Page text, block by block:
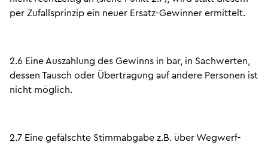
per Zufallsprinzip ein neuer Ersatz-Gewinner ermittelt.
2.6 Eine Auszahlung des Gewinns in bar, in Sachwerten,
dessen Tausch oder Übertragung auf andere Personen ist
nicht möglich.
2.7 Eine gefälschte Stimmabgabe z.B. über Wegwerf-